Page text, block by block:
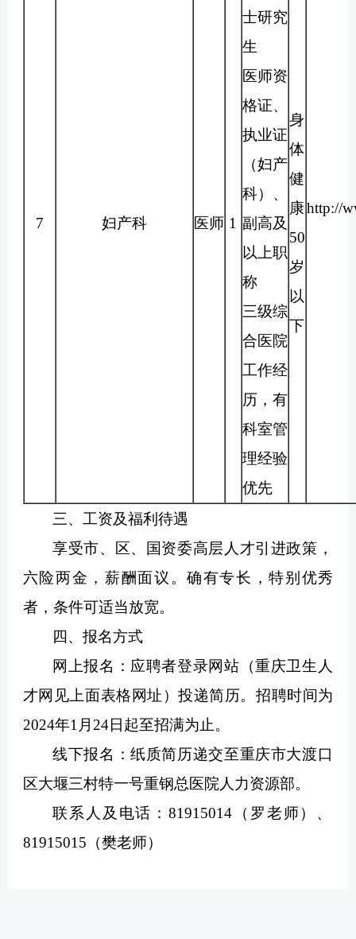
7 妇产科 医师 1
士研究
生
医师资
格证、
执业证
（妇产
科）、
副高及
以上职
称
三级综
合医院
工作经
历，有
科室管
理经验
优先
身
体
健
康
50
岁
以
下
http://
三、工资及福利待遇
享受市、区、国资委高层人才引进政策，
六险两金，薪酬面议。确有专长，特别优秀
者，条件可适当放宽。
四、报名方式
网上报名：应聘者登录网站（重庆卫生人
才网见上面表格网址）投递简历。招聘时间为
2024年1月24日起至招满为止。
线下报名：纸质简历递交至重庆市大渡口
区大堰三村特一号重钢总医院人力资源部。
联系人及电话：81915014（罗老师）、
81915015（樊老师）